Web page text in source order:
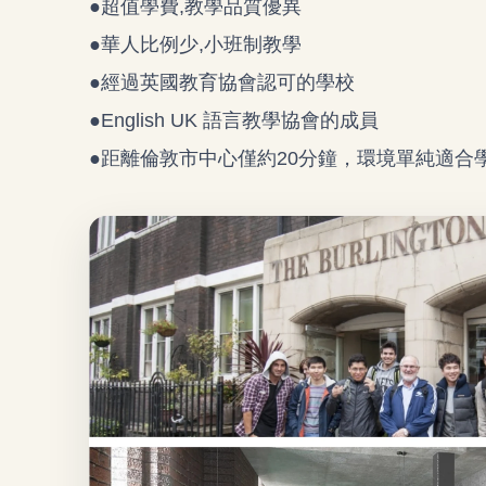
●超值學費,教學品質優異
●華人比例少,小班制教學
●經過英國教育協會認可的學校
●English UK 語言教學協會的成員
●距離倫敦市中心僅約20分鐘，環境單純適合